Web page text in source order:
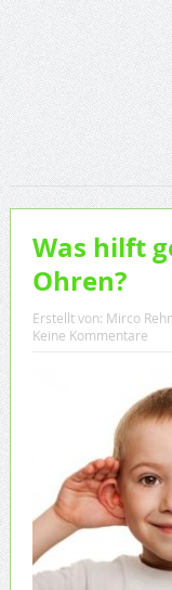
Was hilft
Ohren?
Erstellt von: Mirco
Keine Kommentare